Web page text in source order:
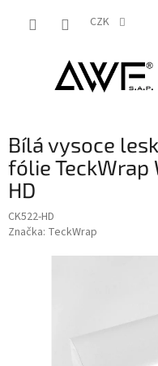
CZK
Bílá vysoce
fólie TeckWrap
HD
CK522-HD
Značka: TeckWrap